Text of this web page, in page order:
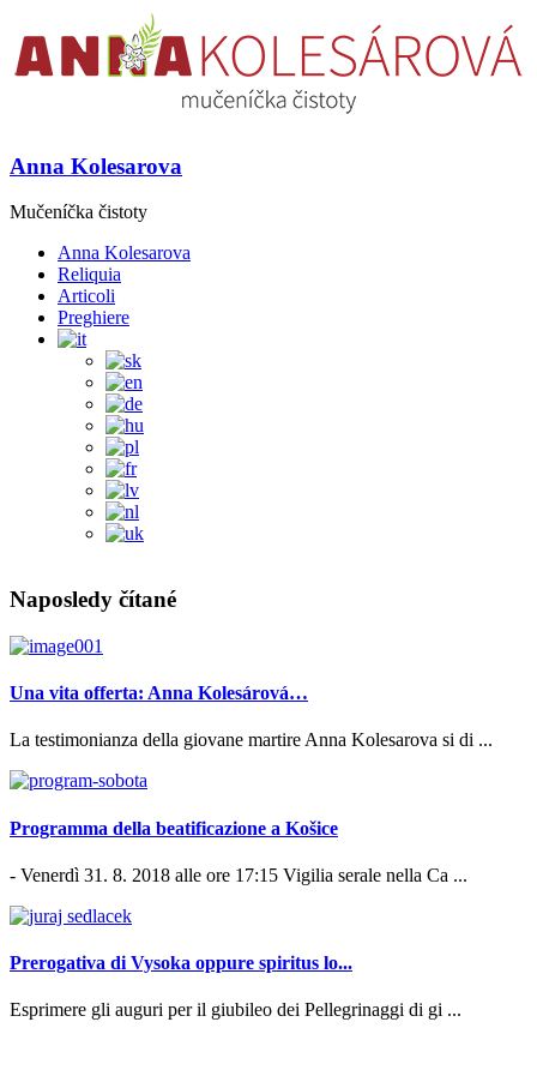
Anna Kolesarova
Mučeníčka čistoty
Anna Kolesarova
Reliquia
Articoli
Preghiere
Naposledy čítané
Una vita offerta: Anna Kolesárová…
La testimonianza della giovane martire Anna Kolesarova si di ...
Programma della beatificazione a Košice
- Venerdì 31. 8. 2018 alle ore 17:15 Vigilia serale nella Ca ...
Prerogativa di Vysoka oppure spiritus lo...
Esprimere gli auguri per il giubileo dei Pellegrinaggi di gi ...